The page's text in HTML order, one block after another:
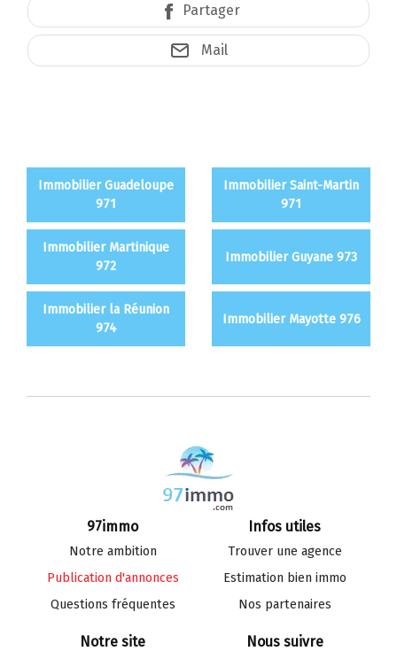
Partager
Mail
Immobilier Guadeloupe
971
Immobilier Saint-Martin
971
Immobilier Martinique
972
Immobilier Guyane 973
Immobilier la Réunion
974
Immobilier Mayotte 976
97immo
Notre ambition
Publication d'annonces
Questions fréquentes
Infos utiles
Trouver une agence
Estimation bien immo
Nos partenaires
Notre site Nous suivre